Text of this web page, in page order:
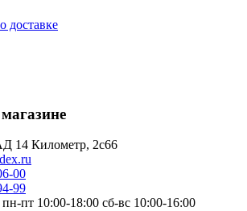
доставке
14 Километр, 2с66
00
99
пт 10:00-18:00 сб-вс 10:00-16:00